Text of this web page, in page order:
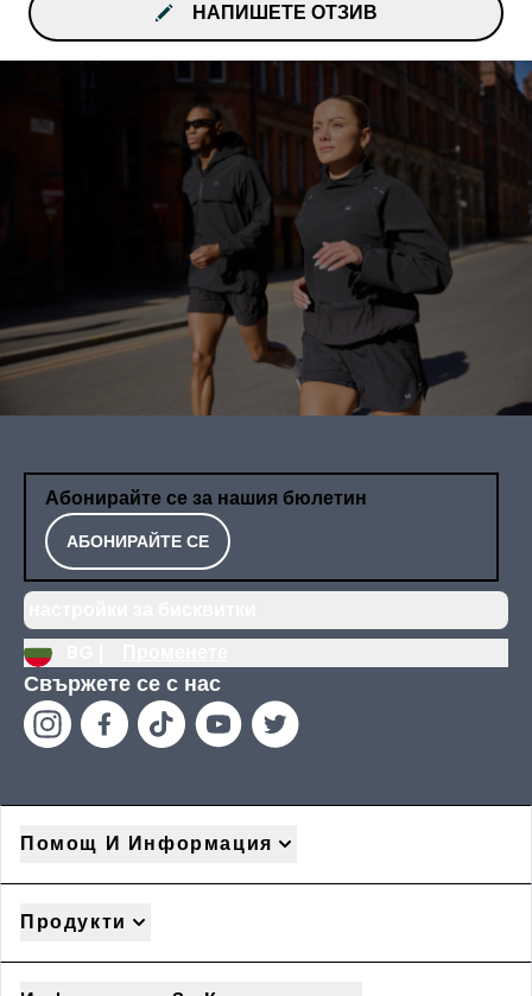
НАПИШЕТЕ ОТЗИВ
Абонирайте се за нашия бюлетин
АБОНИРАЙТЕ СЕ
Свържете се с нас
Помощ И Информация
Продукти